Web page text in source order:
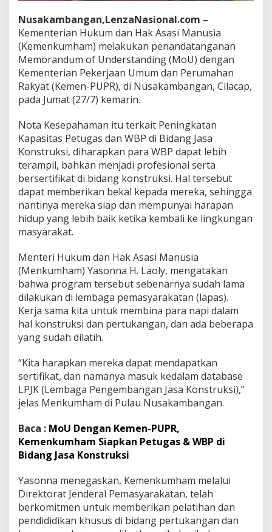
r
t
B
e
r
s
e
r
i
f
i
k
a
t
d
i
B
n
g
K
n
s
t
s
i
Nusakambangan,LenzaNasional.com –
Kementerian Hukum dan Hak Asasi Manusia
(Kemenkumham) melakukan penandatanganan
Memorandum of Understanding (MoU) dengan
Kementerian Pekerjaan Umum dan Perumahan
Rakyat (Kemen-PUPR), di Nusakambangan, Cilacap,
pada Jumat (27/7) kemarin.
Nota Kesepahaman itu terkait Peningkatan
Kapasitas Petugas dan WBP di Bidang Jasa
Konstruksi, diharapkan para WBP dapat lebih
terampil, bahkan menjadi profesional serta
bersertifikat di bidang konstruksi. Hal tersebut
dapat memberikan bekal kepada mereka, sehingga
nantinya mereka siap dan mempunyai harapan
hidup yang lebih baik ketika kembali ke lingkungan
masyarakat.
Menteri Hukum dan Hak Asasi Manusia
(Menkumham) Yasonna H. Laoly, mengatakan
bahwa program tersebut sebenarnya sudah lama
dilakukan di lembaga pemasyarakatan (lapas).
Kerja sama kita untuk membina para napi dalam
hal konstruksi dan pertukangan, dan ada beberapa
yang sudah dilatih.
“Kita harapkan mereka dapat mendapatkan
sertifikat, dan namanya masuk kedalam database
LPJK (Lembaga Pengembangan Jasa Konstruksi),”
jelas Menkumham di Pulau Nusakambangan.
Baca : MoU Dengan Kemen-PUPR,
Kemenkumham Siapkan Petugas & WBP di
Bidang Jasa Konstruksi
Yasonna menegaskan, Kemenkumham melalui
Direktorat Jenderal Pemasyarakatan, telah
berkomitmen untuk memberikan pelatihan dan
pendididikan khusus di bidang pertukangan dan